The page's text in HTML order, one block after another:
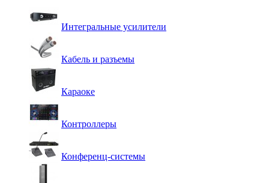
Интегральные усилители
Кабель и разъемы
Караоке
Контроллеры
Конференц-системы